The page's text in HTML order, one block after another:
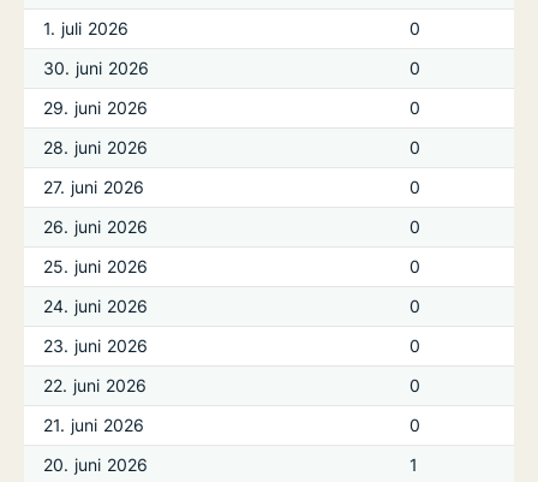
1. juli 2026
0
30. juni 2026
0
29. juni 2026
0
28. juni 2026
0
27. juni 2026
0
26. juni 2026
0
25. juni 2026
0
24. juni 2026
0
23. juni 2026
0
22. juni 2026
0
21. juni 2026
0
20. juni 2026
1